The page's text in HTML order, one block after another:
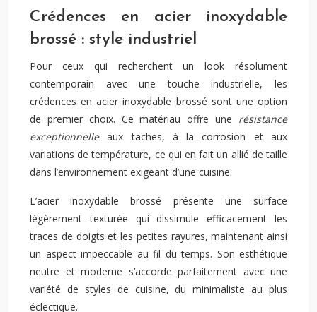
Crédences en acier inoxydable
brossé : style industriel
Pour ceux qui recherchent un look résolument
contemporain avec une touche industrielle, les
crédences en acier inoxydable brossé sont une option
de premier choix. Ce matériau offre une résistance
exceptionnelleaux taches, à la corrosion et aux
variations de température, ce qui en fait un allié de taille
dans l’environnement exigeant d’une cuisine.
L’acier inoxydable brossé présente une surface
légèrement texturée qui dissimule efficacement les
traces de doigts et les petites rayures, maintenant ainsi
un aspect impeccable au fil du temps. Son esthétique
neutre et moderne s’accorde parfaitement avec une
variété de styles de cuisine, du minimaliste au plus
éclectique.